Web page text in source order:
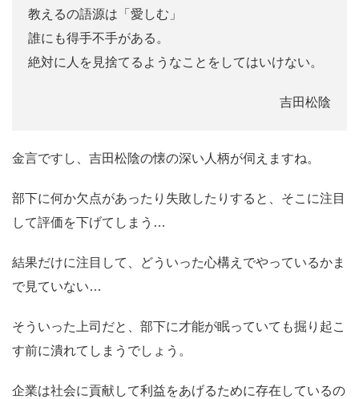
教えるの語源は「愛しむ」
誰にも得手不手がある。
絶対に人を見捨てるようなことをしてはいけない。
吉田松陰
金言ですし、吉田松陰の懐の深い人柄が伺えますね。
部下に何か欠点があったり失敗したりすると、そこに注目
して評価を下げてしまう…
結果だけに注目して、どういった心構えでやっているかま
で見ていない…
そういった上司だと、部下に才能が眠っていても掘り起こ
す前に潰れてしまうでしょう。
企業は社会に貢献して利益をあげるために存在しているの